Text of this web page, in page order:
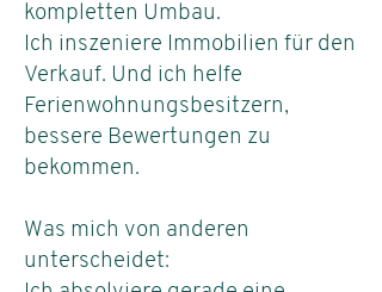
kompletten Umbau.
Ich inszeniere Immobilien für den
Verkauf. Und ich helfe
Ferienwohnungsbesitzern,
bessere Bewertungen zu
bekommen.
Was mich von anderen
unterscheidet: